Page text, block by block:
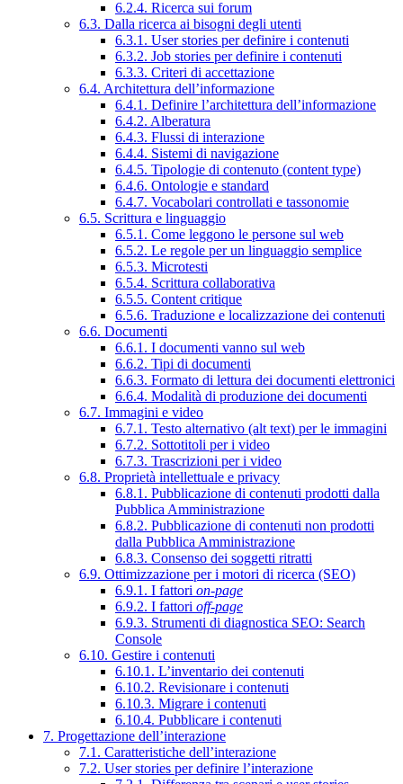
6.2.4. Ricerca sui forum
6.3. Dalla ricerca ai bisogni degli utenti
6.3.1. User stories per definire i contenuti
6.3.2. Job stories per definire i contenuti
6.3.3. Criteri di accettazione
6.4. Architettura dell’informazione
6.4.1. Definire l’architettura dell’informazione
6.4.2. Alberatura
6.4.3. Flussi di interazione
6.4.4. Sistemi di navigazione
6.4.5. Tipologie di contenuto (content type)
6.4.6. Ontologie e standard
6.4.7. Vocabolari controllati e tassonomie
6.5. Scrittura e linguaggio
6.5.1. Come leggono le persone sul web
6.5.2. Le regole per un linguaggio semplice
6.5.3. Microtesti
6.5.4. Scrittura collaborativa
6.5.5. Content critique
6.5.6. Traduzione e localizzazione dei contenuti
6.6. Documenti
6.6.1. I documenti vanno sul web
6.6.2. Tipi di documenti
6.6.3. Formato di lettura dei documenti elettronici
6.6.4. Modalità di produzione dei documenti
6.7. Immagini e video
6.7.1. Testo alternativo (alt text) per le immagini
6.7.2. Sottotitoli per i video
6.7.3. Trascrizioni per i video
6.8. Proprietà intellettuale e privacy
6.8.1. Pubblicazione di contenuti prodotti dalla
Pubblica Amministrazione
6.8.2. Pubblicazione di contenuti non prodotti
dalla Pubblica Amministrazione
6.8.3. Consenso dei soggetti ritratti
6.9. Ottimizzazione per i motori di ricerca (SEO)
6.9.1. I fattori on-page
6.9.2. I fattori off-page
6.9.3. Strumenti di diagnostica SEO: Search
Console
6.10. Gestire i contenuti
6.10.1. L’inventario dei contenuti
6.10.2. Revisionare i contenuti
6.10.3. Migrare i contenuti
6.10.4. Pubblicare i contenuti
7. Progettazione dell’interazione
7.1. Caratteristiche dell’interazione
7.2. User stories per definire l’interazione